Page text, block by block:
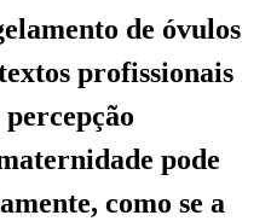
de óvulos
profissionais
pode
como se a